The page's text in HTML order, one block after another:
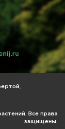
Все права
защищены.